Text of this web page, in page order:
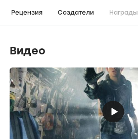
Рецензия Создатели Награды
Видео